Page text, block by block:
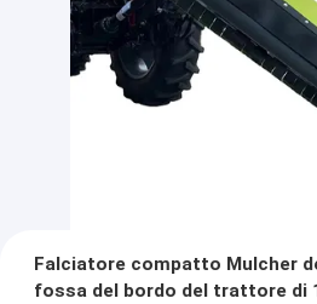
Falciatore compatto Mulcher
fossa del bordo del trattore di